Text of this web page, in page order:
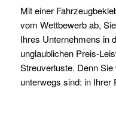
Mit einer
vom Wettbewerb ab,
Ihres Unternehmens in
unglaublichen Preis-
Streuverluste. Denn
unterwegs sind: in Ihrer